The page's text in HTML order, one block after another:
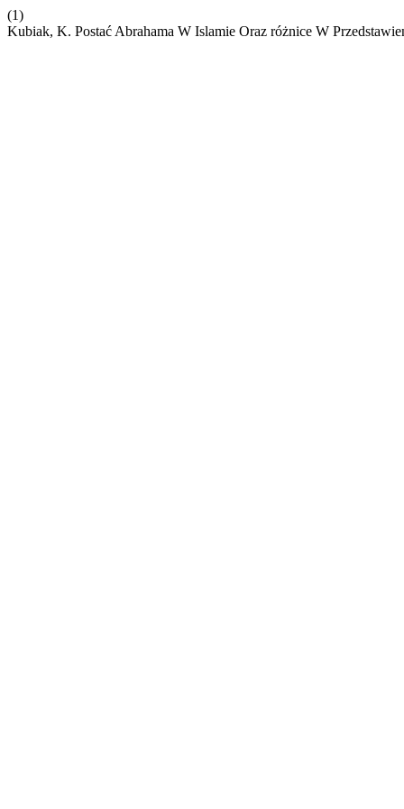
(1)
Kubiak, K. Postać Abrahama W Islamie Oraz różnice W